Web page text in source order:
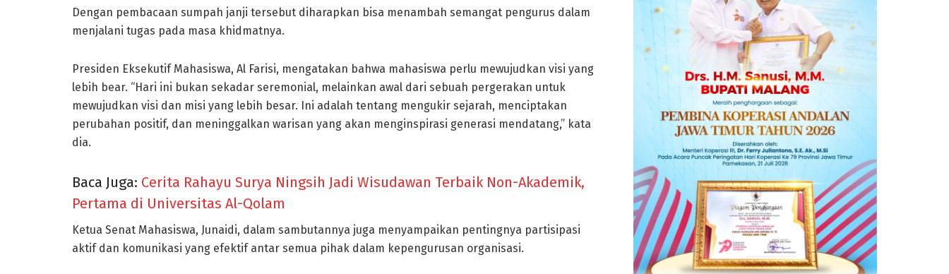
Dengan pembacaan sumpah janji tersebut diharapkan bisa menambah semangat pengurus dalam
menjalani tugas pada masa khidmatnya.
Presiden Eksekutif Mahasiswa, Al Farisi, mengatakan bahwa mahasiswa perlu mewujudkan visi yang
lebih bear. “Hari ini bukan sekadar seremonial, melainkan awal dari sebuah pergerakan untuk
mewujudkan visi dan misi yang lebih besar. Ini adalah tentang mengukir sejarah, menciptakan
perubahan positif, dan meninggalkan warisan yang akan menginspirasi generasi mendatang,” kata
dia.
Baca Juga: Cerita Rahayu Surya Ningsih Jadi Wisudawan Terbaik Non-Akademik,
Pertama di Universitas Al-Qolam
Ketua Senat Mahasiswa, Junaidi, dalam sambutannya juga menyampaikan pentingnya partisipasi
aktif dan komunikasi yang efektif antar semua pihak dalam kepengurusan organisasi.